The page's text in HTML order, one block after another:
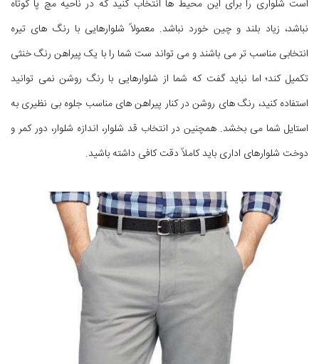
است شلواری را برای این محیط ها انتخاب کنید که در ناحیه مچ پا کوتاه
نباشد، زیاد بلند و چین خورد نباشد. معمولاً شلوارهایی با رنگ های تیره
انتخابی مناسب تر می باشند و می تواند ست شما را با یک پیراهن رنگ خنثی
تکمیل کند؛ اما نباید گفت که شما از شلوارهایی با رنگ روشن نمی توانید
استفاده کنید، رنگ های روشن در کنار پیراهن های مناسب جلوه بی نظیری به
استایل شما می بخشد. همچنین در انتخاب قد شلوار، اندازه شلوار، دور کمر و
دوخت شلوارهای اداری باید کاملاً دقت کافی داشته باشید.